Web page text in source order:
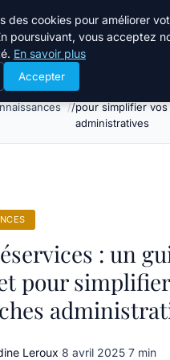
Les téléservices :
pour simplifier
administratives
: un
pour
Leroux·8 avril 2025·7 min
des cookies pour améliorer
poursuivant, vous acceptez
En savoir plus
Accepter